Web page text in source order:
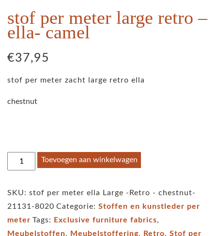
stof per meter large retro –
ella- camel
€37,95
stof per meter zacht large retro ella
chestnut
stof
per
Toevoegen aan winkelwagen
SKU: stof per meter ella Large -Retro - chestnut-
21131-8020 Categorie: Stoffen en kunstleder per
meter Tags: Exclusive furniture fabrics,
Meubelstoffen, Meubelstoffering, Retro, Stof per